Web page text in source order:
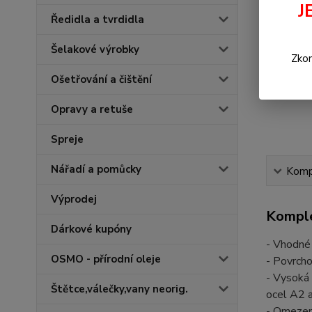
Ředidla a tvrdidla
Šelakové výrobky
Ošetřování a čištění
Opravy a retuše
Spreje
Nářadí a pomůcky
Výprodej
Dárkové kupóny
OSMO - přírodní oleje
Štětce,válečky,vany neorig.
-
-
-
ocel A2